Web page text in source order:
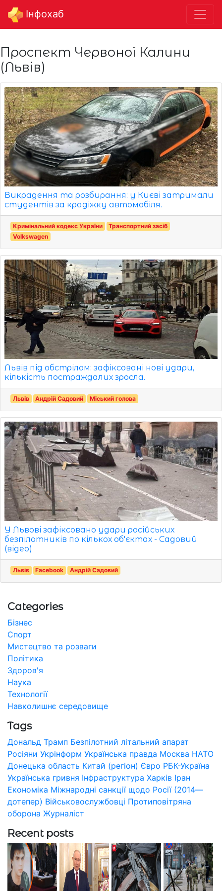
Інфохаб
Проспект Червоної Калини
(Львів)
Викрадення та розбирання: у Києві затримали
студентів за крадіжку автомобіля.
Кримінальний кодекс України
Транспортний засіб
Volkswagen
Львів під обстрілом: зафіксовані нові удари,
кількість постраждалих зросла.
Львів Андрій Садовий Міський голова
У Львові зафіксовано удари російських
безпілотників по кількох об'єктах - Садовий
(відео)
Львів Facebook Андрій Садовий
Categories
Бізнес
Спорт
Мистецтво та розваги
Політика
Здоров'я
Наука
Технології
Навколишнє середовище
Tags
Дональд Трамп Безпілотний літальний апарат
Росіяни Укрінформ Українська правда Москва НАТО
Донецька область Китай (регіон) Євро РБК-Україна
Українська гривня Інфраструктура Харків Іран
Економіка Міжнародні санкції щодо Росії (2014—
дотепер) Військовослужбовці Протиповітряна
оборона Журналіст
Recent posts